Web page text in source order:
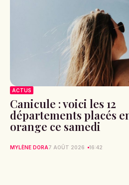
ACTUS
Canicule : voici les 12
départements placés
orange ce samedi
MYLÈNE DORA7 AOÛT 2026 16:42